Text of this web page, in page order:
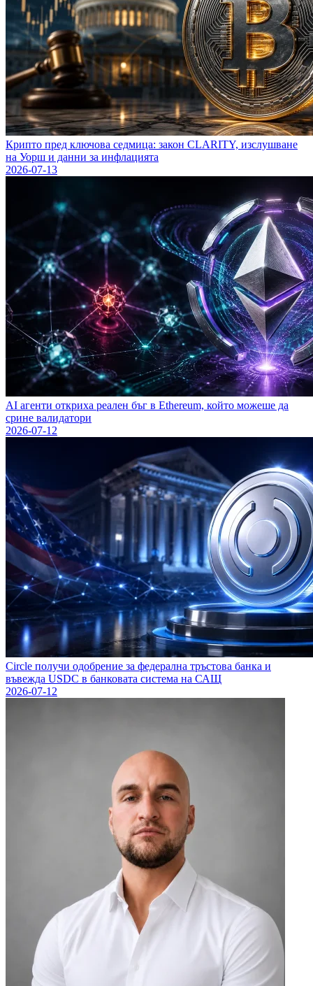
Крипто пред ключова седмица: закон CLARITY, изслушване
на Уорш и данни за инфлацията
2026-07-13
AI агенти откриха реален бъг в Ethereum, който можеше да
сринe валидатори
2026-07-12
Circle получи одобрение за федерална тръстова банка и
въвежда USDC в банковата система на САЩ
2026-07-12